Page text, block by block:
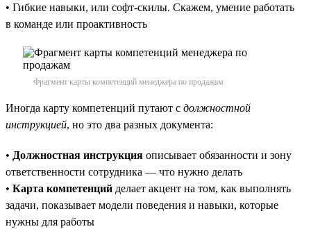
• Гибкие навыки, или софт-скилы. Скажем, умение работать
в команде или проактивность
Фрагмент карты компетенций менеджера по продажам
Иногда карту компетенций путают с должностной
инструкцией, но это два разных документа:
• Должностная инструкция описывает обязанности и зону
ответственности сотрудника — что нужно делать
• Карта компетенций делает акцент на том, как выполнять
задачи, показывает модели поведения и навыки, которые
нужны для работы